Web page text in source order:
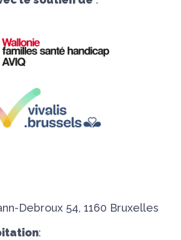
Debroux 54, 1160 Bruxelles
: